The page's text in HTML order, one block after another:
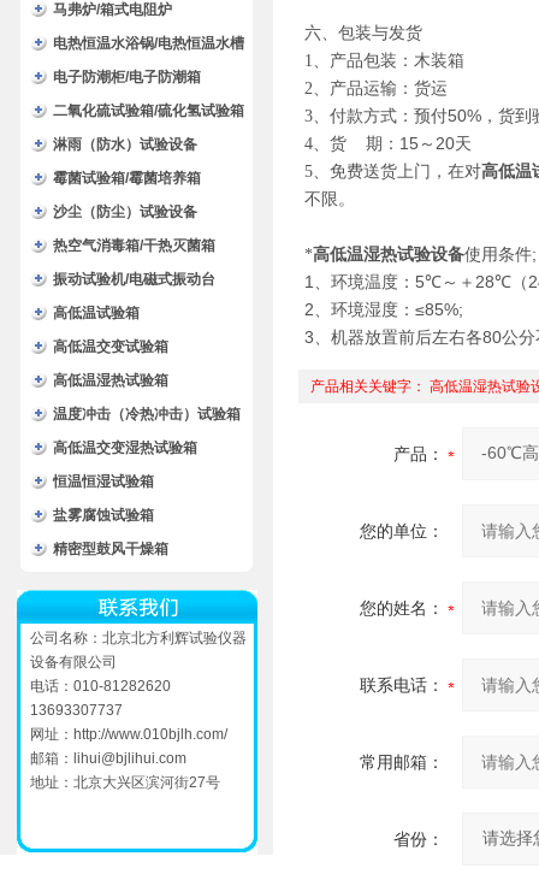
马弗炉/箱式电阻炉
电热恒温水浴锅/电热恒温水槽
电子防潮柜/电子防潮箱
二氧化硫试验箱/硫化氢试验箱
淋雨（防水）试验设备
霉菌试验箱/霉菌培养箱
沙尘（防尘）试验设备
热空气消毒箱/干热灭菌箱
振动试验机/电磁式振动台
高低温试验箱
高低温交变试验箱
高低温湿热试验箱
温度冲击（冷热冲击）试验箱
高低温交变湿热试验箱
恒温恒湿试验箱
盐雾腐蚀试验箱
精密型鼓风干燥箱
公司名称：北京北方利辉试验仪器
设备有限公司
电话：010-81282620
13693307737
网址： http://www.010bjlh.com/
邮箱： lihui@bjlihui.com
地址：北京大兴区滨河街27号
六 、包装与发货
1
、产品包装：木装箱
2 、产品运输：货运
3 、付款方式：预付50% ，货
4 、货 期： 15 ～ 20天
5 、免费送货上门，在对高低温
不限。
*高低温湿热试验设备使用条件;
1
、环境温度： 5℃ ～＋ 28℃ （
2 、环境湿度： ≤85%;
3 、机器放置前后左右各80公分
产品相关关键字： 高低温湿热试验
产品：
您的单位：
您的姓名：
联系电话：
常用邮箱：
省份：